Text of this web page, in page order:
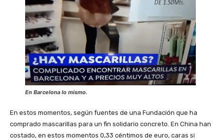
En Barcelona lo mismo.
En estos momentos, según fuentes de una Fundación que ha
comprado mascarillas para un fin solidario concreto. En China han
costado, en estos momentos 0,33 céntimos de euro, caras si